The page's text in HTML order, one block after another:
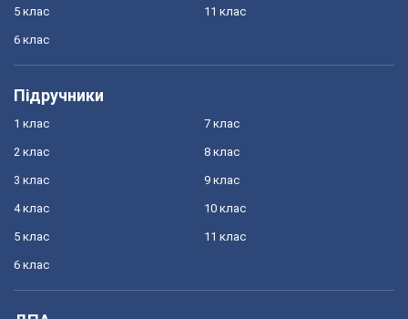
5 клас
6 клас
11 клас
Підручники
1 клас
2 клас
3 клас
4 клас
5 клас
6 клас
7 клас
8 клас
9 клас
10 клас
11 клас